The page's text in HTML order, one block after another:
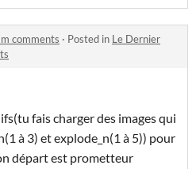
comments · Posted in Le Dernier
fais charger des images qui
à 3) et explode_n(1 à 5)) pour
départ est prometteur